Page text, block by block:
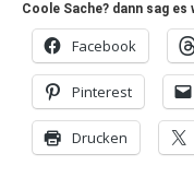
Coole Sache? dann sag
Facebook
Pinterest
Drucken